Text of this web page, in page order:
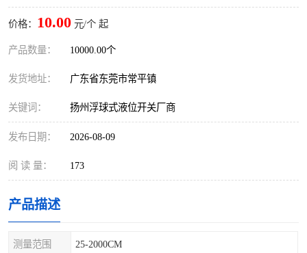
价格： 10.00 元/个 起
产品数量： 10000.00个
发货地址： 广东省东莞市常平镇
关键词： 扬州浮球式液位开关厂商
发布日期： 2026-08-09
阅 读 量： 173
产品描述
测量范围 25-2000CM